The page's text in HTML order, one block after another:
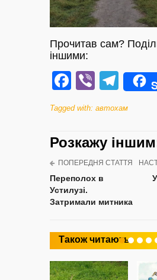
Прочитав сам?
іншими:
Facebook
Viber
Tagged with: автохам
Розкажу
ПОПЕРЕДНЯ СТАТТЯ
Переполох в
Устилузі.
Затримали митника
Також читають